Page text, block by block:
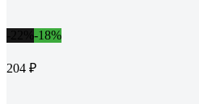
-18%
204 ₽